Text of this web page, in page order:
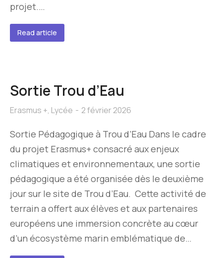
projet.…
Read article
Sortie Trou d’Eau
Erasmus +, Lycée 2 février 2026
Sortie Pédagogique à Trou d’Eau Dans le cadre
du projet Erasmus+ consacré aux enjeux
climatiques et environnementaux, une sortie
pédagogique a été organisée dès le deuxième
jour sur le site de Trou d’Eau. Cette activité de
terrain a offert aux élèves et aux partenaires
européens une immersion concrète au cœur
d’un écosystème marin emblématique de…